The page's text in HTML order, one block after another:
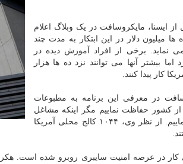
از ایسنا، مایکروسافت در یک وبلاگ اعلام
میلیون دلار در این ابتکار به مدت چند
نماید. برخی از افراد آموزش دیده در
بیشتر آنها می توانند نزد ده ها هزار
کار پیدا کنند.
در معرفی این برنامه به مطبوعات
از کشور حفاظت نماییم مگر اینکه مشاغل
امنیت سایبری خالی را پر نماییم. از نظر وی، ۱۰۴۴ کالج محلی آمریکا
کار در عرصه امنیت سایبری روبرو شده است.